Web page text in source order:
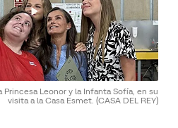
Princesa Leonor y la Infanta Sofía, en su
visita a la Casa Esmet. (CASA DEL REY)